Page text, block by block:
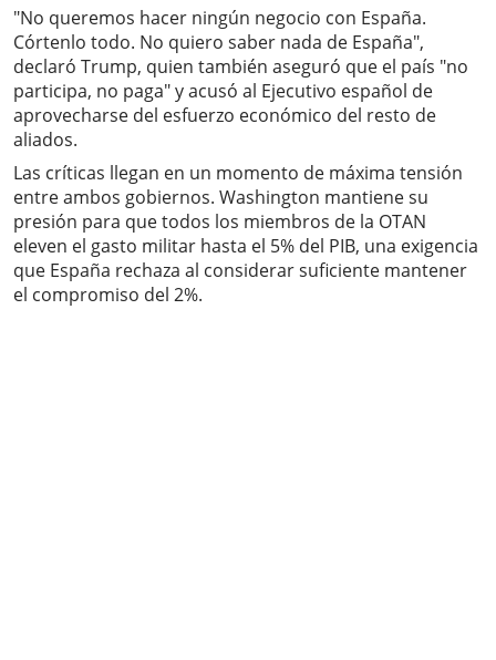
"No queremos hacer ningún negocio con España.
Córtenlo todo. No quiero saber nada de España",
declaró Trump, quien también aseguró que el país "no
participa, no paga" y acusó al Ejecutivo español de
aprovecharse del esfuerzo económico del resto de
aliados.
Las críticas llegan en un momento de máxima tensión
entre ambos gobiernos. Washington mantiene su
presión para que todos los miembros de la OTAN
eleven el gasto militar hasta el 5% del PIB, una exigencia
que España rechaza al considerar suficiente mantener
el compromiso del 2%.